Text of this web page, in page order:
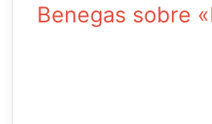
Benegas sobre